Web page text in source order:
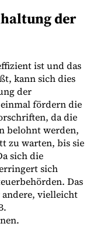
der
ist und das
kann sich dies
der
fördern die
da die
belohnt werden,
zu warten, bis sie
sich die
sich
Das
andere, vielleicht